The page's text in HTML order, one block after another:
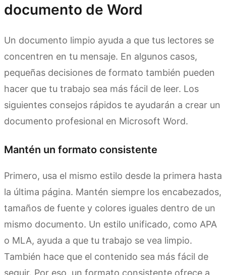
documento de Word
Un documento limpio ayuda a que tus lectores se
concentren en tu mensaje. En algunos casos,
pequeñas decisiones de formato también pueden
hacer que tu trabajo sea más fácil de leer. Los
siguientes consejos rápidos te ayudarán a crear un
documento profesional en Microsoft Word.
Mantén un formato consistente
Primero, usa el mismo estilo desde la primera hasta
la última página. Mantén siempre los encabezados,
tamaños de fuente y colores iguales dentro de un
mismo documento. Un estilo unificado, como APA
o MLA, ayuda a que tu trabajo se vea limpio.
También hace que el contenido sea más fácil de
seguir. Por eso, un formato consistente ofrece a